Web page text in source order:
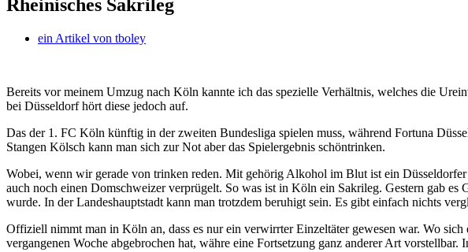
Rheinisches Sakrileg
ein Artikel von tboley
Bereits vor meinem Umzug nach Köln kannte ich das spezielle Verhältnis, welches die
bei Düsseldorf hört diese jedoch auf.
Das der 1. FC Köln künftig in der zweiten Bundesliga spielen muss, während Fortuna
Stangen Kölsch kann man sich zur Not aber das Spielergebnis schöntrinken.
Wobei, wenn wir gerade von trinken reden. Mit gehörig Alkohol im Blut ist ein
auch noch einen Domschweizer verprügelt. So was ist in Köln ein Sakrileg. Gestern gab
wurde. In der Landeshauptstadt kann man trotzdem beruhigt sein. Es gibt einfach nichts
Offiziell nimmt man in Köln an, dass es nur ein verwirrter Einzeltäter gewesen war. Wo
vergangenen Woche abgebrochen hat, währe eine Fortsetzung ganz anderer Art